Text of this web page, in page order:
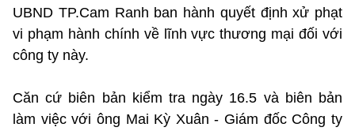
UBND TP.Cam Ranh ban hành quyết định xử phạt
vi phạm hành chính về lĩnh vực thương mại đối với
công ty này.
Căn cứ biên bản kiểm tra ngày 16.5 và biên bản
làm việc với ông Mai Kỳ Xuân - Giám đốc Công ty